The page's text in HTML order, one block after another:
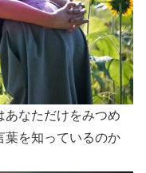
あなただけをみつめ
葉を知っているのか